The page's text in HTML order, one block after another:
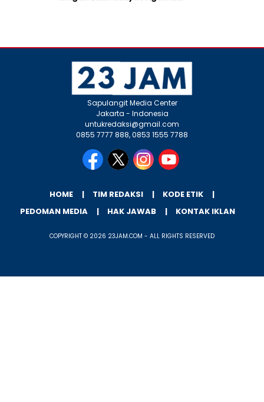
Sapulangit Media Center
Jakarta - Indonesia
untukredaksi@gmail.com
0855 7777 888, 0853 1555 7788
HOME TIM REDAKSI
KODE ETIK
PEDOMAN MEDIA
HAK JAWAB KONTAK IKLAN
COPYRIGHT © 2026 23JAM.COM - ALL RIGHTS RESERVED